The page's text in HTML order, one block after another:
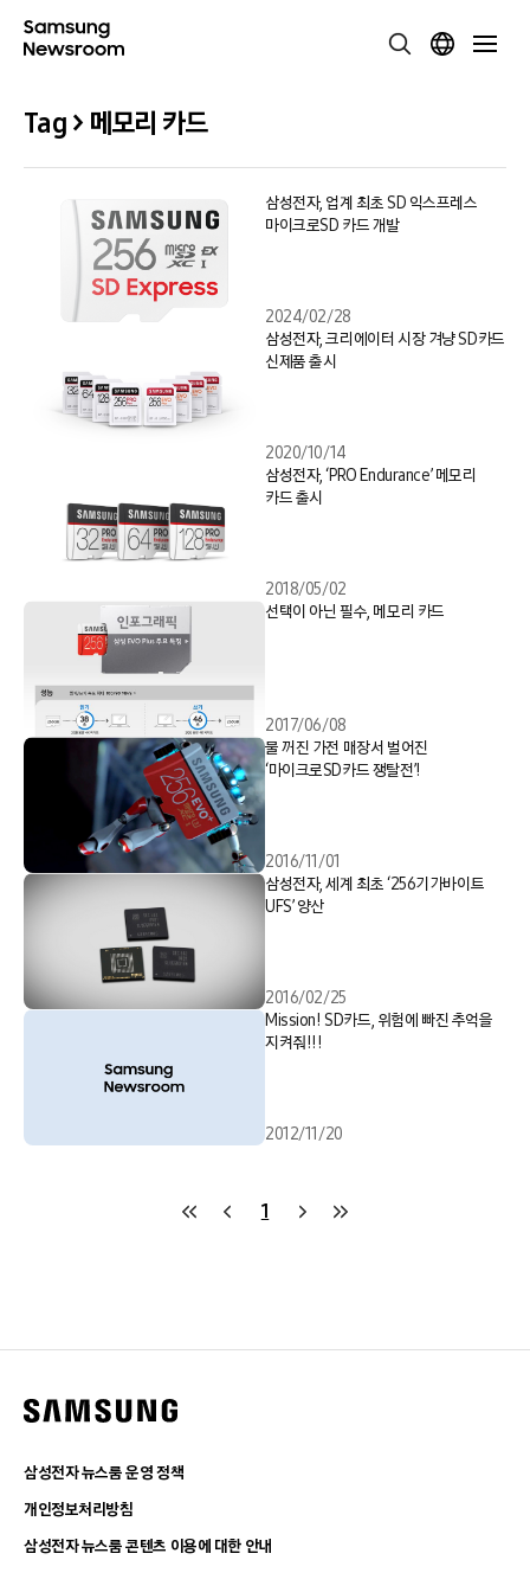
Tag > 메모리 카드
삼성전자, 업계 최초 SD 익스프레스
마이크로SD 카드 개발
2024/02/28
삼성전자, 크리에이터 시장 겨냥 SD카드
신제품 출시
2020/10/14
삼성전자, ‘PRO Endurance’ 메모리
카드 출시
2018/05/02
선택이 아닌 필수, 메모리 카드
2017/06/08
불 꺼진 가전 매장서 벌어진
‘마이크로SD카드 쟁탈전’!
2016/11/01
삼성전자, 세계 최초 ‘256기가바이트
UFS’ 양산
2016/02/25
Mission! SD카드, 위험에 빠진 추억을
지켜줘!!!
2012/11/20
1
삼성전자 뉴스룸 운영 정책
개인정보처리방침
삼성전자 뉴스룸 콘텐츠 이용에 대한 안내